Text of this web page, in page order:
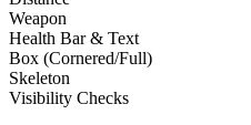
Weapon
Health Bar & Text
Box (Cornered/Full)
Skeleton
Visibility Checks